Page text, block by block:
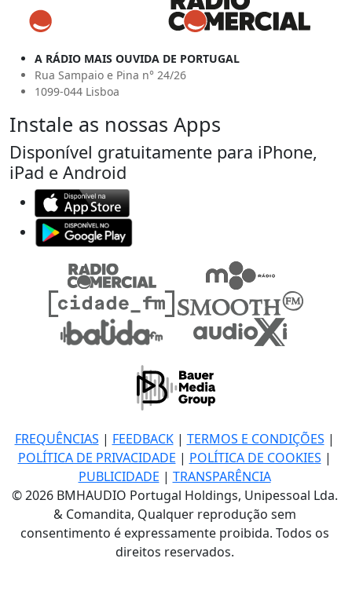
A RÁDIO MAIS OUVIDA DE PORTUGAL
Rua Sampaio e Pina n° 24/26
1099-044 Lisboa
Instale as nossas Apps
Disponível gratuitamente para iPhone,
iPad e Android
FREQUÊNCIAS | FEEDBACK| TERMOS E CONDIÇÕES |
POLÍTICA DE PRIVACIDADE | POLÍTICA DE COOKIES |
PUBLICIDADE | TRANSPARÊNCIA
© 2026 BMHAUDIO Portugal Holdings, Unipessoal Lda.
& Comandita, Qualquer reprodução sem
consentimento é expressamente proibida. Todos os
direitos reservados.